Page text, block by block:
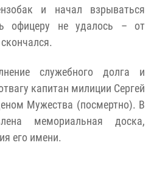
и начал взрываться
офицеру не удалось – от
служебного долга и
капитан милиции Сергей
Мужества (посмертно). В
мемориальная доска,
его имени.